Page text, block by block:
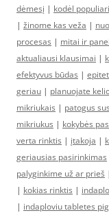
dėmesį | kodėl
| žinome kas veža |
procesas | mitai ir
aktualiausi klausimai |
efektyvus būdas |
geriau | planuojate
mikriukais | patogus
mikriukus | kokybės
verta rinktis | įtakoja |
geriausias pasirinkimas
palyginkime už ar prieš
| kokias rinktis |
| indaploviu tabletes